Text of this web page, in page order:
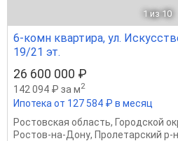
1 из 10
6-комн квартира, ул.
19/21 эт.
26 600 000 ₽
142 094 ₽ за м2
Ипотека от 127 584 ₽ в месяц
Ростовская область, Городской
Ростов-на-Дону, Пролетарский р-н